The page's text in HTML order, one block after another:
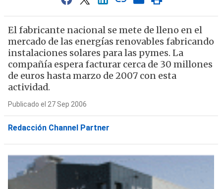
El fabricante nacional se mete de lleno en el
mercado de las energías renovables fabricando
instalaciones solares para las pymes. La
compañía espera facturar cerca de 30 millones
de euros hasta marzo de 2007 con esta
actividad.
Publicado el 27 Sep 2006
Redacción Channel Partner